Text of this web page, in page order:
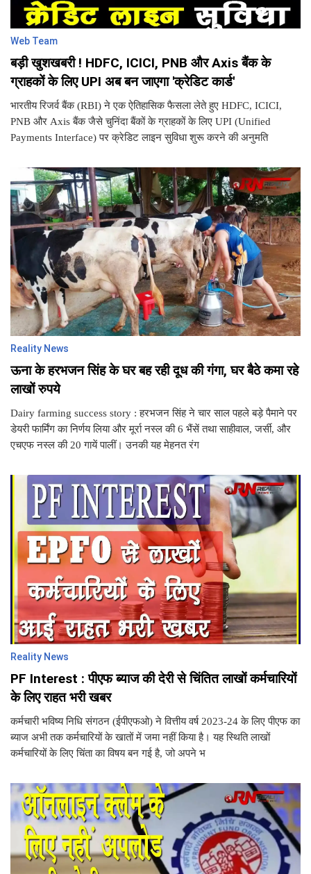
Web Team
बड़ी खुशखबरी ! HDFC, ICICI, PNB और Axis बैंक के
ग्राहकों के लिए UPI अब बन जाएगा 'क्रेडिट कार्ड'
भारतीय रिजर्व बैंक (RBI) ने एक ऐतिहासिक फैसला लेते हुए HDFC, ICICI,
PNB और Axis बैंक जैसे चुनिंदा बैंकों के ग्राहकों के लिए UPI (Unified
Payments Interface) पर क्रेडिट लाइन सुविधा शुरू करने की अनुमति
Reality News
ऊना के हरभजन सिंह के घर बह रही दूध की गंगा, घर बैठे कमा रहे
लाखों रुपये
Dairy farming success story : हरभजन सिंह ने चार साल पहले बड़े पैमाने पर
डेयरी फार्मिंग का निर्णय लिया और मूर्रा नस्ल की 6 भैंसें तथा साहीवाल, जर्सी, और
एचएफ नस्ल की 20 गायें पालीं। उनकी यह मेहनत रंग
Reality News
PF Interest : पीएफ ब्याज की देरी से चिंतित लाखों कर्मचारियों
के लिए राहत भरी खबर
कर्मचारी भविष्य निधि संगठन (ईपीएफओ) ने वित्तीय वर्ष 2023-24 के लिए पीएफ का
ब्याज अभी तक कर्मचारियों के खातों में जमा नहीं किया है। यह स्थिति लाखों
कर्मचारियों के लिए चिंता का विषय बन गई है, जो अपने भ